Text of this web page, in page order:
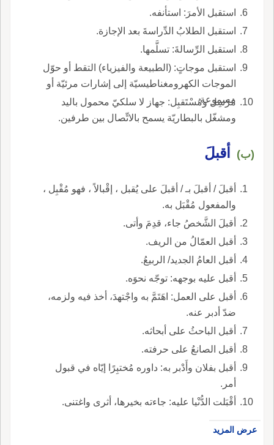
استقبل الأمرَ: استأنفه.
استقبل الطلابُ الدِّراسةَ بعد الإجازة.
استقبل الرِّسالةَ: تسلَّمها.
استقبل موجاتٍ: (الطبيعة والفيزياء) التقط أو حوّل
الموجات الكهرومغناطيسيّة إلى إشارات مرئيّة أو
مسموعة.
مُرْسِل ومُسْتَقبِل: جهاز لا سلكيّ محمول باليد
ومشغّل بالبطاريّة يسمح بالاتِّصال بين طرفين.
(ب) أقبلَ
أقبلَ / أقبلَ بـ / أقبلَ على يُقبل ، إقْبالاً ، فهو مُقْبِل ،
والمفعول مُقْبَل به.
أقبلَ الشَّخصُ جاء، قدِمَ وأتى.
أقبل العمّالُ من الريف.
أقبل العامُ الجديد/ الربيعُ.
أقبل عليه بوجهه: توجّه نحوَه.
أقبل على العمل: اهَتَمَّ به واجْتهدَ، أخذ فيه ولزمه،
ضدّ أدبر عنه.
أقبل الباحثُ على أبحاثه.
أقبل الصانعُ على حرفته.
أقبل بفلان وأَدْبر به: داوره مُختبِرًا إيّاه في قبول
أمر.
أقْبَلت الدُّنْيا عليه: جاءته بخيرها، أثرى واغتنى.
عرض المزيد